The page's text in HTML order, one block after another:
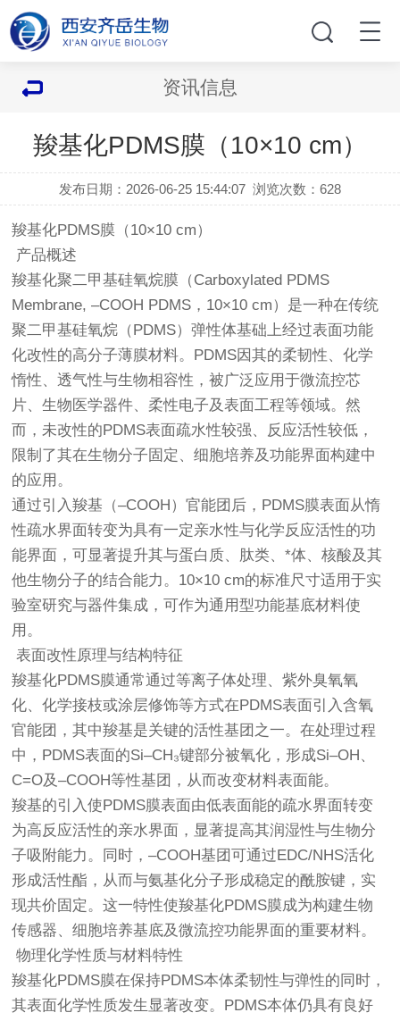
资讯信息
羧基化PDMS膜（10×10 cm）
发布日期：2026-06-25 15:44:07 浏览次数：628
羧基化PDMS膜（10×10 cm）
产品概述
羧基化聚二甲基硅氧烷膜（Carboxylated PDMS
Membrane, –COOH PDMS，10×10 cm）是一种在传统
聚二甲基硅氧烷（PDMS）弹性体基础上经过表面功能
化改性的高分子薄膜材料。PDMS因其的柔韧性、化学
惰性、透气性与生物相容性，被广泛应用于微流控芯
片、生物医学器件、柔性电子及表面工程等领域。然
而，未改性的PDMS表面疏水性较强、反应活性较低，
限制了其在生物分子固定、细胞培养及功能界面构建中
的应用。
通过引入羧基（–COOH）官能团后，PDMS膜表面从惰
性疏水界面转变为具有一定亲水性与化学反应活性的功
能界面，可显著提升其与蛋白质、肽类、*体、核酸及其
他生物分子的结合能力。10×10 cm的标准尺寸适用于实
验室研究与器件集成，可作为通用型功能基底材料使
用。
表面改性原理与结构特征
羧基化PDMS膜通常通过等离子体处理、紫外臭氧氧
化、化学接枝或涂层修饰等方式在PDMS表面引入含氧
官能团，其中羧基是关键的活性基团之一。在处理过程
中，PDMS表面的Si–CH₃键部分被氧化，形成Si–OH、
C=O及–COOH等性基团，从而改变材料表面能。
羧基的引入使PDMS膜表面由低表面能的疏水界面转变
为高反应活性的亲水界面，显著提高其润湿性与生物分
子吸附能力。同时，–COOH基团可通过EDC/NHS活化
形成活性酯，从而与氨基化分子形成稳定的酰胺键，实
现共价固定。这一特性使羧基化PDMS膜成为构建生物
传感器、细胞培养基底及微流控功能界面的重要材料。
物理化学性质与材料特性
羧基化PDMS膜在保持PDMS本体柔韧性与弹性的同时，
其表面化学性质发生显著改变。PDMS本体仍具有良好